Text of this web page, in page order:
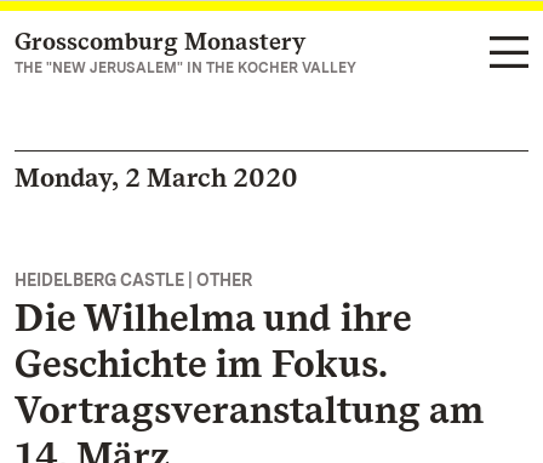
Navigate to main page
Grosscomburg Monastery
THE "NEW JERUSALEM" IN THE KOCHER VALLEY
Monday, 2 March 2020
HEIDELBERG CASTLE | OTHER
Die Wilhelma und ihre
Geschichte im Fokus.
Vortragsveranstaltung am